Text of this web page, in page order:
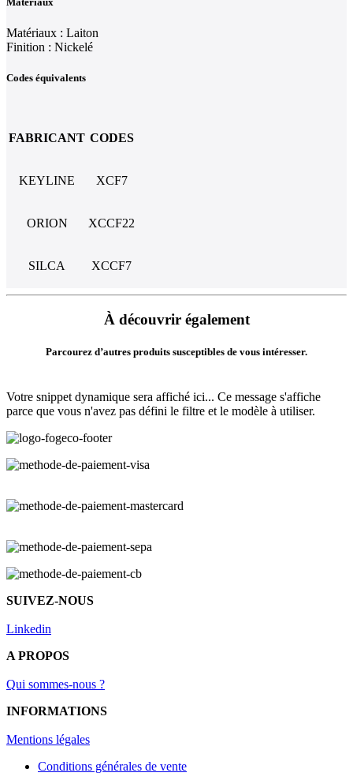
Matériaux : Laiton
Finition : Nickelé
Codes équivalents
FABRICANT CODES
KEYLINE XCF7
ORION XCCF22
SILCA XCCF7
À découvrir également
Parcourez d’autres produits susceptibles de vous intéresser.
Votre snippet dynamique sera affiché ici... Ce message s'affiche
parce que vous n'avez pas défini le filtre et le modèle à utiliser.
SUIVEZ-NOUS
Linkedin
A PROPOS
Qui sommes-nous ?
INFORMATIONS
Mentions légales
Conditions générales de vente